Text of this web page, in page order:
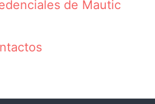
de Mautic